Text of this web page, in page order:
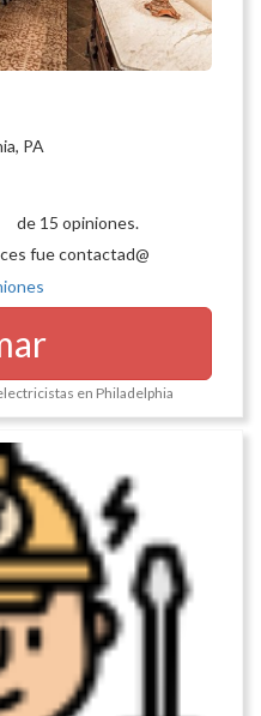
PA
de 15 opiniones.
fue contactad@
en Philadelphia